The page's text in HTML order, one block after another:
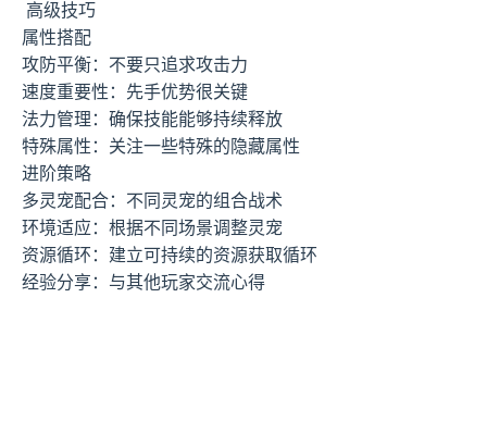
高级技巧
属性搭配
攻防平衡：不要只追求攻击力
速度重要性：先手优势很关键
法力管理：确保技能能够持续释放
特殊属性：关注一些特殊的隐藏属性
进阶策略
多灵宠配合：不同灵宠的组合战术
环境适应：根据不同场景调整灵宠
资源循环：建立可持续的资源获取循环
经验分享：与其他玩家交流心得